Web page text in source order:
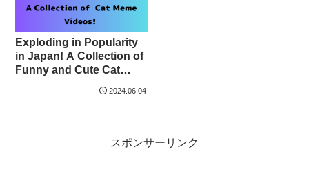
Exploding in Popularity
in Japan! A Collection of
Funny and Cute Cat
2024.06.04
スポンサーリンク